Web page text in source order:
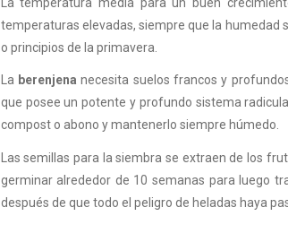
temperaturas elevadas, siempre que la humedad
o principios de la primavera.
La berenjena necesita suelos francos y
que posee un potente y profundo sistema
compost o abono y mantenerlo siempre húmedo.
Las semillas para la siembra se extraen de los
germinar alrededor de 10 semanas para luego
después de que todo el peligro de heladas haya